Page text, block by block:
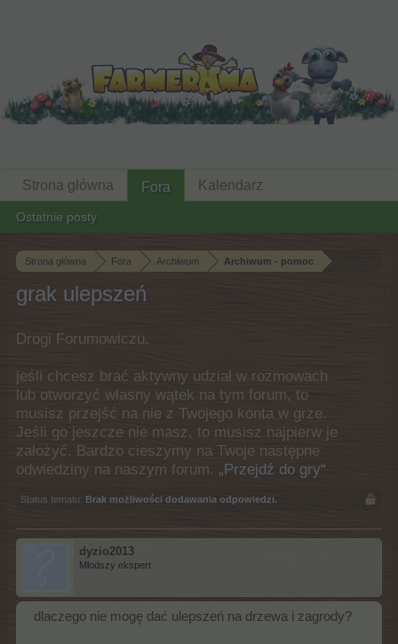
Strona główna Fora Archiwum Archiwum - pomoc
grak ulepszeń
Drogi Forumowiczu,
jeśli chcesz brać aktywny udział w rozmowach
lub otworzyć własny wątek na tym forum, to
musisz przejść na nie z Twojego konta w grze.
Jeśli go jeszcze nie masz, to musisz najpierw je
założyć. Bardzo cieszymy na Twoje następne
odwiedziny na naszym forum. „Przejdź do gry“
Status tematu: Brak możliwości dodawania odpowiedzi.
dyzio2013
Młodszy ekspert
dlaczego nie mogę dać ulepszeń na drzewa i zagrody?
Strona główna Fora
Ostatnie posty
Kalendarz